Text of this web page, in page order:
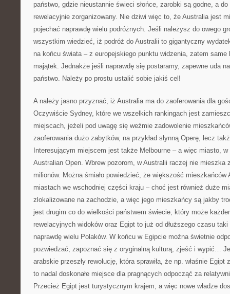
państwo, gdzie nieustannie świeci słońce, zarobki są godne, a do
rewelacyjnie zorganizowany. Nie dziwi więc to, że Australia jest
pojechać naprawdę wielu podróżnych. Jeśli należysz do owego
wszystkim wiedzieć, iż podróż do Australii to gigantyczny
na końcu świata – z europejskiego punktu widzenia, zatem
majątek. Jednakże jeśli naprawdę się postaramy, zapewne uda
państwo. Należy po prostu ustalić sobie jakiś cel!
A należy jasno przyznać, iż Australia ma do zaoferowania dla
Oczywiście Sydney, które we wszelkich rankingach jest
miejscach, jeżeli pod uwagę się weźmie zadowolenie
zaoferowania dużo zabytków, na przykład słynną Operę, lecz
Interesującym miejscem jest także Melbourne – a więc miasto,
Australian Open. Wbrew pozorom, w Australii raczej nie mieszka
milionów. Można śmiało powiedzieć, że większość
miastach we wschodniej części kraju – choć jest również duże
zlokalizowane na zachodzie, a więc jego mieszkańcy są jakby
jest drugim co do wielkości państwem świecie, który może
rewelacyjnych widoków oraz Egipt to już od dłuższego czasu
naprawdę wielu Polaków. W końcu w Egipcie można świetnie
pozwiedzać, zapoznać się z oryginalną kulturą, zjeść i wypić…
arabskie przeszły rewolucję, która sprawiła, że np. właśnie Egipt
to nadal doskonałe miejsce dla pragnących odpocząć za
Przecież Egipt jest turystycznym krajem, a więc nowe władze